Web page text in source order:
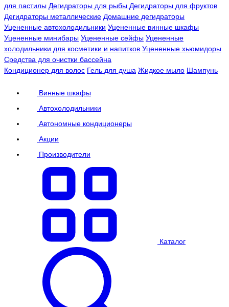
для пастилы Дегидраторы для рыбы Дегидраторы для фруктов
Дегидраторы металлические Домашние дегидраторы
Уцененные автохолодильники Уцененные винные шкафы
Уцененные минибары Уцененные сейфы Уцененные
холодильники для косметики и напитков Уцененные хьюмидоры
Средства для очистки бассейна
Кондиционер для волос Гель для душа Жидкое мыло Шампунь
Винные шкафы
Автохолодильники
Автономные кондиционеры
Акции
Производители
Каталог